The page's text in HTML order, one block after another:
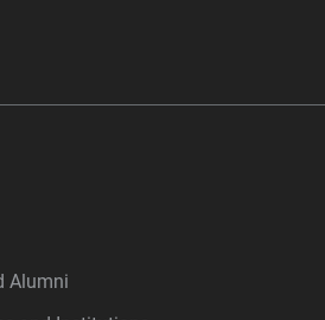
Alumni